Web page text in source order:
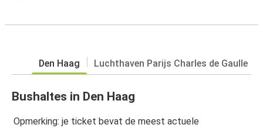
Den Haag Luchthaven Parijs Charles de Gaulle
Bushaltes in Den Haag
Opmerking: je ticket bevat de meest actuele